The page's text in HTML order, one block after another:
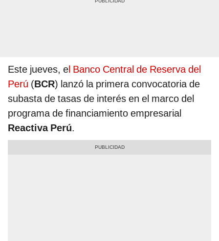
Este jueves, el Banco Central de Reserva del
Perú (BCR) lanzó la primera convocatoria de
subasta de tasas de interés en el marco del
programa de financiamiento empresarial
Reactiva Perú.